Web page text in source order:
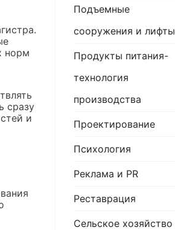
норм
сразу
и
Подъемные
сооружения и лифты
Продукты питания-
технология
производства
Проектирование
Психология
Реклама и PR
Реставрация
Сельское хозяйство